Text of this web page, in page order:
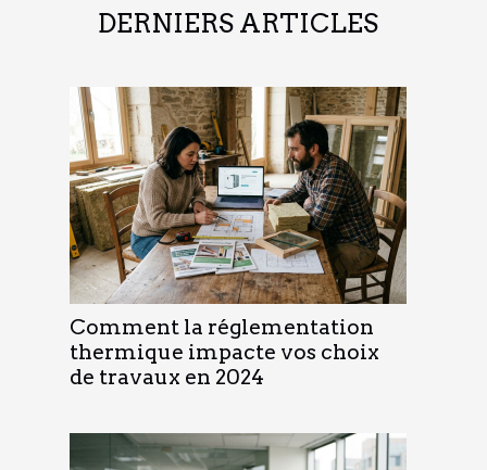
DERNIERS ARTICLES
Comment la réglementation
thermique impacte vos choix
de travaux en 2024